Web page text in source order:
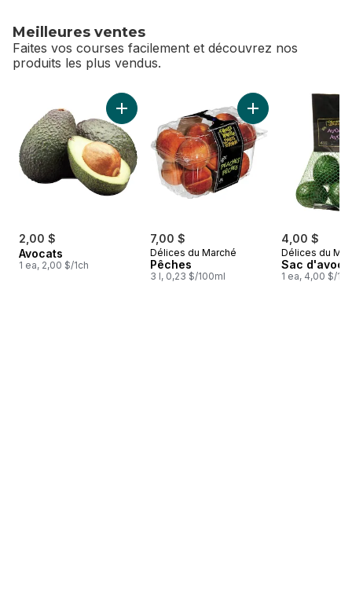
Meilleures ventes
Faites vos courses facilement et découvrez nos
produits les plus vendus.
sauter Meilleures ventes
2,00 $
Avocats
1 ea, 2,00 $/1ch
Ajouter Avocats au panier
7,00 $
Délices du Marché
Pêches
3 l, 0,23 $/100ml
Ajouter Pêches au
4,00 $
Délices du
Sac
1 ea, 4,00 $/1ch